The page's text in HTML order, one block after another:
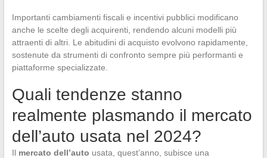
Importanti cambiamenti fiscali e incentivi pubblici modificano
anche le scelte degli acquirenti, rendendo alcuni modelli più
attraenti di altri. Le abitudini di acquisto evolvono rapidamente,
sostenute da strumenti di confronto sempre più performanti e
piattaforme specializzate.
Quali tendenze stanno
realmente plasmando il mercato
dell’auto usata nel 2024?
Il mercato dell’auto usata, quest’anno, subisce una